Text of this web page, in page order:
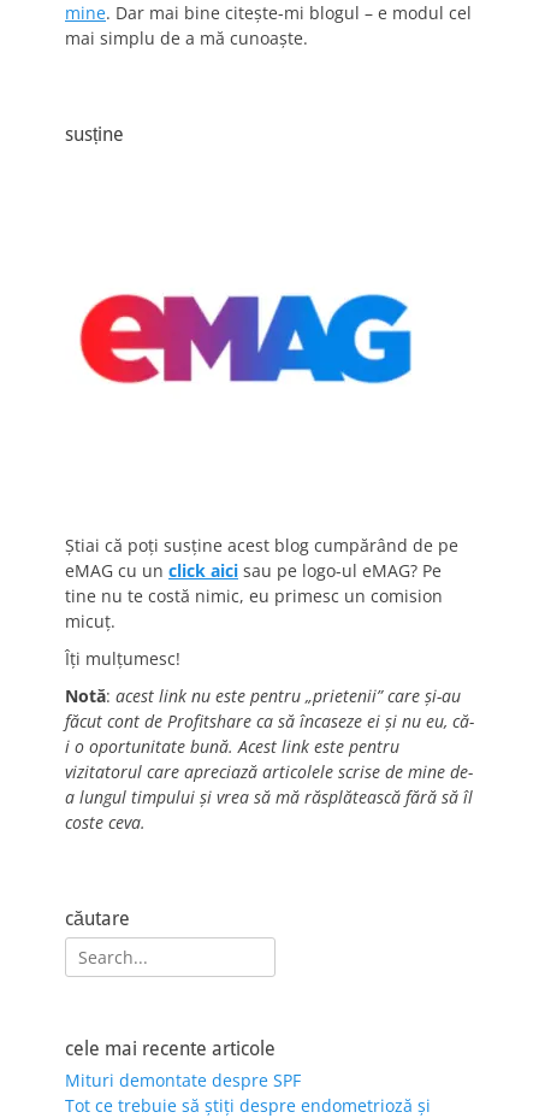
mine. Dar mai bine citește-mi blogul – e modul cel
mai simplu de a mă cunoaște.
susține
Știai că poți susține acest blog cumpărând de pe
eMAG cu un click aici sau pe logo-ul eMAG? Pe
tine nu te costă nimic, eu primesc un comision
micuț.
Îți mulțumesc!
Notă: acest link nu este pentru „prietenii” care și-au
făcut cont de Profitshare ca să încaseze ei și nu eu, că-
i o oportunitate bună. Acest link este pentru
vizitatorul care apreciază articolele scrise de mine de-
a lungul timpului și vrea să mă răsplătească fără să îl
coste ceva.
căutare
Search
for:
cele mai recente articole
Mituri demontate despre SPF
Tot ce trebuie să știți despre endometrioză și